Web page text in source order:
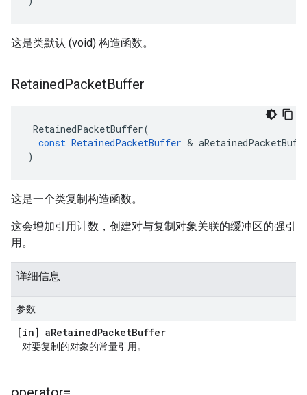
这是类默认 (void) 构造函数。
RetainedPacketBuffer
RetainedPacketBuffer(
const RetainedPacketBuffer &
)
这是一个类复制构造函数。
这会增加引用计数，创建对与复制对象关联的缓冲区的强引
用。
详细信息
参数
[in] aRetainedPacketBuffer
对要复制的对象的常量引用。